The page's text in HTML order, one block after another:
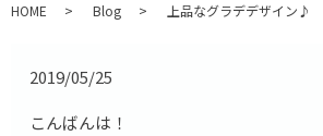
HOME Blog 上品なグラデデザイン♪
2019/05/25
こんばんは！